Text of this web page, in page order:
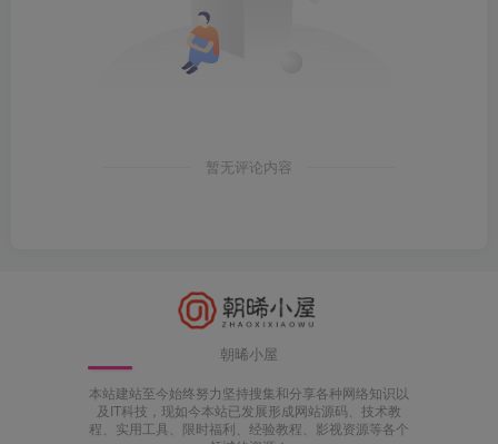
暂无评论内容
朝晞小屋
本站建站至今始终努力坚持搜集和分享各种网络知识以
及IT科技，现如今本站已发展形成网站源码、技术教
程、实用工具、限时福利、经验教程、影视资源等各个